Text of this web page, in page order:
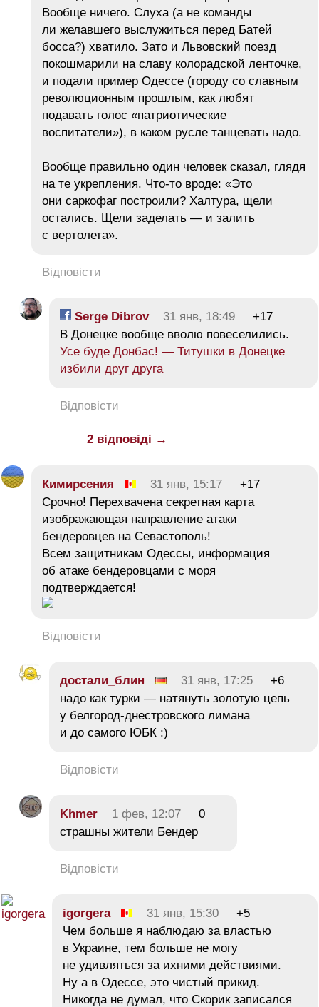
Вообще ничего. Слуха (а не команды
ли желавшего выслужиться перед Батей
босса?) хватило. Зато и Львовский поезд
покошмарили на славу колорадской ленточке,
и подали пример Одессе (городу со славным
революционным прошлым, как любят
подавать голос «патриотические
воспитатели»), в каком русле танцевать надо.
Вообще правильно один человек сказал, глядя
на те укрепления. Что-то вроде: «Это
они саркофаг построили? Халтура, щели
остались. Щели заделать — и залить
с вертолета».
Відповісти
Serge Dibrov 31 янв, 18:49
+17
В Донецке вообще вволю повеселились.
Усе буде Донбас! — Титушки в Донецке
избили друг друга
Відповісти
2 відповіді →
Кимирсения 31 янв, 15:17
+17
Срочно! Перехвачена секретная карта
изображающая направление атаки
бендеровцев на Севастополь!
Всем защитникам Одессы, информация
об атаке бендеровцами с моря
подтверждается!
Відповісти
достали_блин 31 янв, 17:25
+6
надо как турки — натянуть золотую цепь
у белгород-днестровского лимана
и до самого ЮБК :)
Відповісти
Khmer 1 фев, 12:07
0
страшны жители Бендер
Відповісти
igorgera 31 янв, 15:30
+5
Чем больше я наблюдаю за властью
в Украине, тем больше не могу
не удивляться за ихними действиями.
Ну а в Одессе, это чистый прикид.
Никогда не думал, что Скорик записался